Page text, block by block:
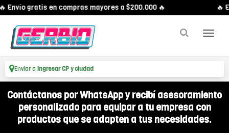
gratis en compras mayores a $200.000 🔥 🔥
Enviar a Ingresar CP y ciudad
Contáctanos por WhatsApp y recibí asesoramiento
personalizado para equipar a tu empresa con
productos que se adapten a tus necesidades.